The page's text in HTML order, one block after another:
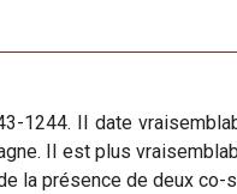
1244. Il date
Il est plus
la présence de deux co-